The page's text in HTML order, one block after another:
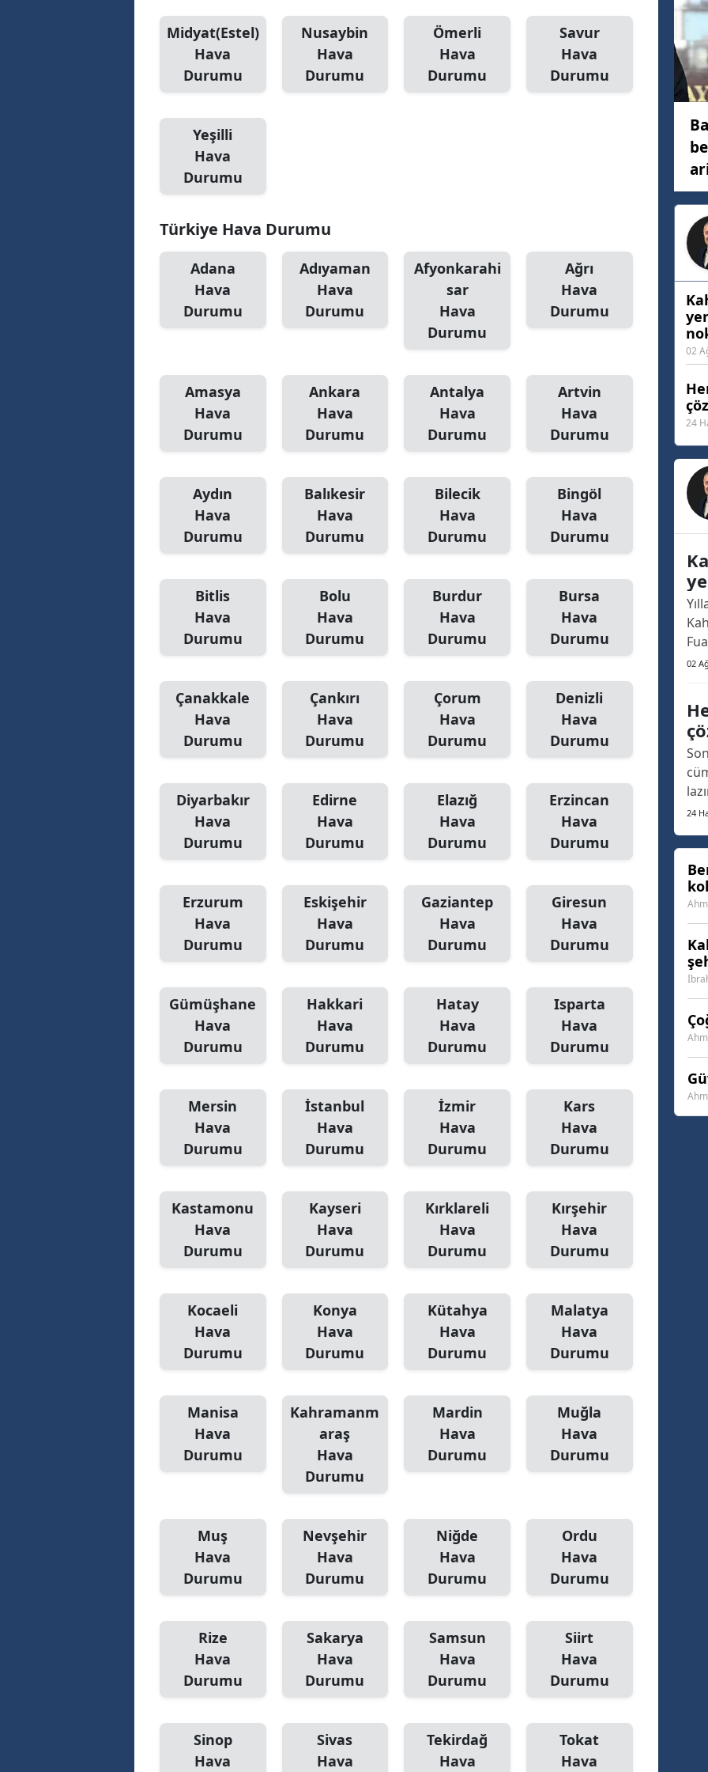
Mersin
Kırşehir
Kütahya
Malatya
Kahramanmaraş
Mardin
Muş
Ordu
Samsun
Tekirdağ
Tokat
Tunceli
Şanlıurfa
Yozgat
Aksaray
Bayburt
Kırıkkale
Şırnak
Bartın
Yalova
Düzce
Midyat(Estel)
Hava
Durumu
Nusaybin
Hava
Durumu
Ömerli
Hava
Durumu
Savur
Hava
Durumu
Yeşilli
Hava
Durumu
Türkiye Hava Durumu
Adana
Hava
Durumu
Adıyaman
Hava
Durumu
Afyonkarahi
sar
Hava
Durumu
Ağrı
Hava
Durumu
Amasya
Hava
Durumu
Ankara
Hava
Durumu
Antalya
Hava
Durumu
Artvin
Hava
Durumu
Aydın
Hava
Durumu
Balıkesir
Hava
Durumu
Bilecik
Hava
Durumu
Bingöl
Hava
Durumu
Bitlis
Hava
Durumu
Bolu
Hava
Durumu
Burdur
Hava
Durumu
Bursa
Hava
Durumu
Çanakkale
Hava
Durumu
Çankırı
Hava
Durumu
Çorum
Hava
Durumu
Denizli
Hava
Durumu
Diyarbakır
Hava
Durumu
Edirne
Hava
Durumu
Elazığ
Hava
Durumu
Erzincan
Hava
Durumu
Erzurum
Hava
Durumu
Eskişehir
Hava
Durumu
Gaziantep
Hava
Durumu
Giresun
Hava
Durumu
Gümüşhane
Hava
Durumu
Hakkari
Hava
Durumu
Hatay
Hava
Durumu
Isparta
Hava
Durumu
Mersin
Hava
Durumu
İstanbul
Hava
Durumu
İzmir
Hava
Durumu
Kars
Hava
Durumu
Kastamonu
Hava
Durumu
Kayseri
Hava
Durumu
Kırklareli
Hava
Durumu
Kırşehir
Hava
Durumu
Kocaeli
Hava
Durumu
Konya
Hava
Durumu
Kütahya
Hava
Durumu
Malatya
Hava
Durumu
Manisa
Hava
Durumu
Kahramanm
araş
Hava
Durumu
Mardin
Hava
Durumu
Muğla
Hava
Durumu
Muş
Hava
Durumu
Nevşehir
Hava
Durumu
Niğde
Hava
Durumu
Ordu
Hava
Durumu
Rize
Hava
Durumu
Sakarya
Hava
Durumu
Samsun
Hava
Durumu
Siirt
Hava
Durumu
Sinop
Hava
Sivas
Hava
Tekirdağ
Hava
Tokat
Hava
02
24
02
24